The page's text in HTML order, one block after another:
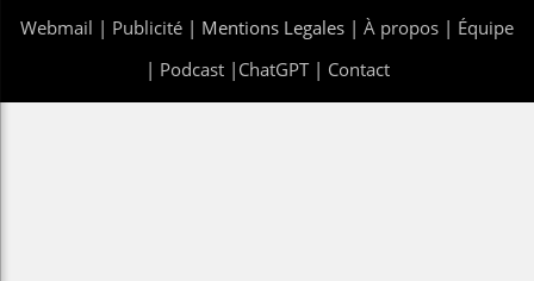
Webmail | Publicité | Mentions Legales | À propos | Équipe
| Podcast| ChatGPT| Contact